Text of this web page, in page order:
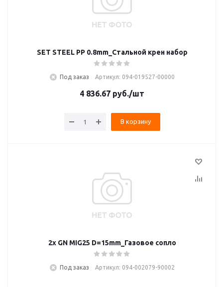
SET STEEL PP 0.8mm_Стальной крен набор
Под заказ Артикул: 094-019527-00000
4 836.67 руб./шт
В корзину
2x GN MIG25 D=15mm_Газовое сопло
Под заказ Артикул: 094-002079-90002